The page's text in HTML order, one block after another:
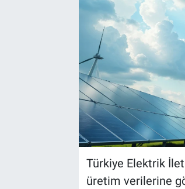
Türkiye Elektrik
üretim verilerine
Ağır Sanayi Çözümleri